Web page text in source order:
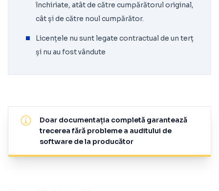
închiriate, atât de către cumpărătorul original,
cât și de către noul cumpărător.
Licențele nu sunt legate contractual de un terț
și nu au fost vândute
Doar documentația completă garantează
trecerea fără probleme a auditului de
software de la producător